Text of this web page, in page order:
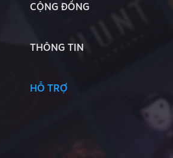
CỘNG ĐỒNG
THÔNG TIN
HỖ TRỢ